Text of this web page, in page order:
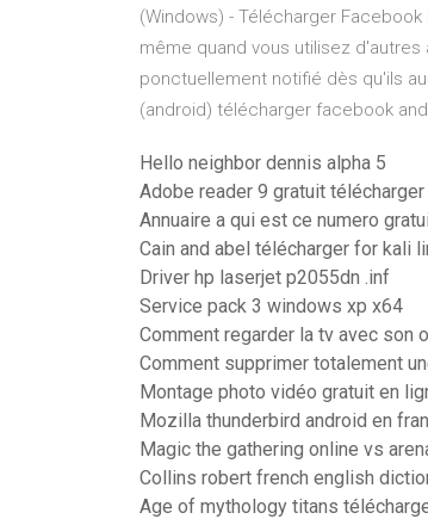
(Windows) - Télécharger
même quand vous utilisez
ponctuellement notifié dès qu'ils
(android) télécharger facebook
Hello neighbor dennis alpha 5
Adobe reader 9 gratuit
Annuaire a qui est ce numero
Cain and abel télécharger for kali
Driver hp laserjet p2055dn .inf
Service pack 3 windows xp x64
Comment regarder la tv avec son
Comment supprimer totalement
Montage photo vidéo gratuit en
Mozilla thunderbird android en
Magic the gathering online vs
Collins robert french english
Age of mythology titans